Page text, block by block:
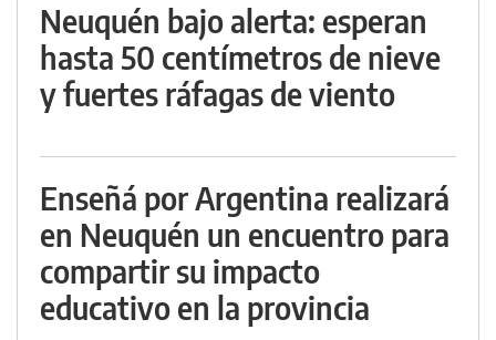
Neuquén bajo alerta: esperan
hasta 50 centímetros de nieve
y fuertes ráfagas de viento
Enseñá por Argentina realizará
en Neuquén un encuentro para
compartir su impacto
educativo en la provincia